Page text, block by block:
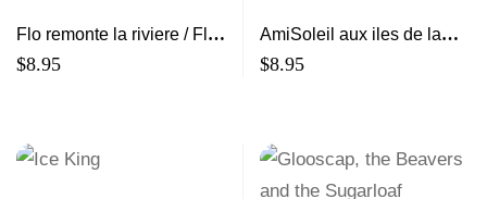
Flo remonte la riviere / Flo
Up the River
$8.95
AmiSoleil aux iles de la
Madeleine
$8.95